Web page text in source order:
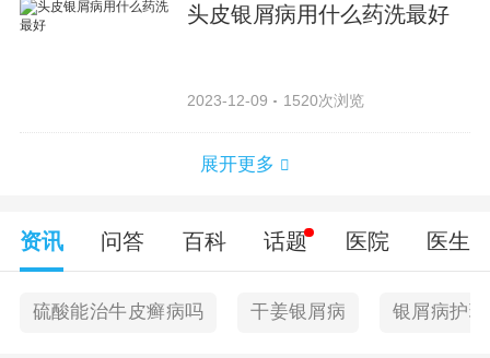
头皮银屑病用什么药洗最好
2023-12-09 1520次浏览
展开更多
资讯 问答 百科 话题 医院 医生
硫酸能治牛皮癣病吗 干姜银屑病 银屑病护